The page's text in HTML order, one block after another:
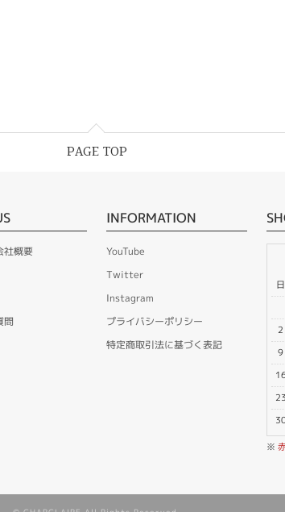
PAGE TOP
社概要
問
INFORMATION
YouTube
Twitter
Instagram
プライバシーポリシー
特定商取引法に基づく表記
日
2
9
23
※